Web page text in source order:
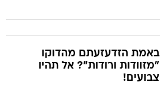
באמת הזדעזעתם מהדוקו
"מזוודות ורודות"? אל תהיו
צבועים!